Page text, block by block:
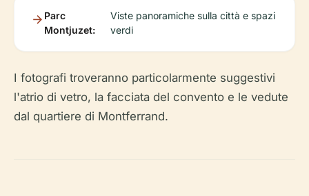
Parc
Montjuzet:
Viste panoramiche sulla città e spazi
verdi
I fotografi troveranno particolarmente suggestivi
l'atrio di vetro, la facciata del convento e le vedute
dal quartiere di Montferrand.